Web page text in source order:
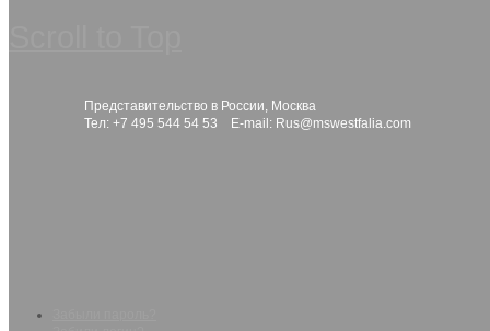
Представительство в России, Москва
Тел: +7 495 544 54 53 E-mail: Rus@mswestfalia.com